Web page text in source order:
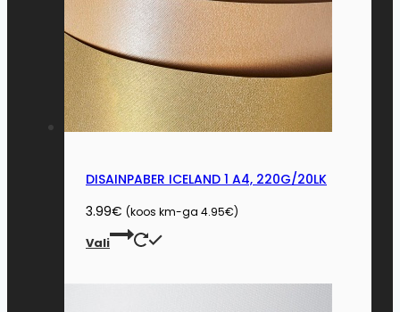
DISAINPABER ICELAND 1 A4, 220G/20LK
3.99€ (koos km-ga 4.95€)
Vali
This